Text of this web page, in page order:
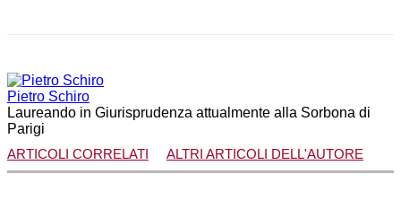
Pietro Schiro
Laureando in Giurisprudenza attualmente alla Sorbona di
Parigi
ARTICOLI CORRELATI
ALTRI ARTICOLI DELL'AUTORE